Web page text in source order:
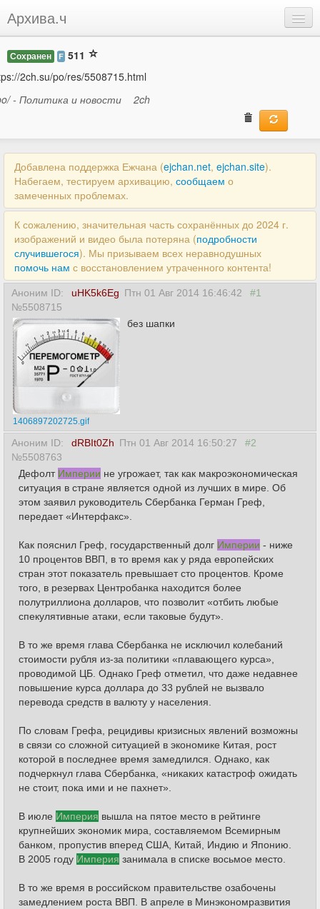
Архива.ч
Войти
Сохранен F 511
2ch.su/po/res/5508715.html
- Политика и новости
2ch
Добавлена поддержка Ежчана (ejchan.net, ejchan.site).
Набегаем, тестируем архивацию, сообщаем о
замеченных проблемах.
К сожалению, значительная часть сохранённых до 2024 г.
изображений и видео была потеряна (подробности
случившегося). Мы призываем всех неравнодушных
помочь нам с восстановлением утраченного контента!
Аноним ID: uHK5k6Eg Птн 01 Авг 2014 16:46:42
#1
№5508715
1406897202725.gif
без шапки
Аноним ID: dRBIt0Zh Птн 01 Авг 2014 16:50:27
#2
№5508763
Дефолт Империи не угрожает, так как макроэкономическая
ситуация в стране является одной из лучших в мире. Об
этом заявил руководитель Сбербанка Герман Греф,
передает «Интерфакс».
Как пояснил Греф, государственный долг Империи - ниже
10 процентов ВВП, в то время как у ряда европейских
стран этот показатель превышает сто процентов. Кроме
того, в резервах Центробанка находится более
полутриллиона долларов, что позволит «отбить любые
спекулятивные атаки, если таковые будут».
В то же время глава Сбербанка не исключил колебаний
стоимости рубля из-за политики «плавающего курса»,
проводимой ЦБ. Однако Греф отметил, что даже недавнее
повышение курса доллара до 33 рублей не вызвало
перевода средств в валюту у населения.
По словам Грефа, рецидивы кризисных явлений возможны
в связи со сложной ситуацией в экономике Китая, рост
которой в последнее время замедлился. Однако, как
подчеркнул глава Сбербанка, «никаких катастроф ожидать
не стоит, пока ими и не пахнет».
В июле Империя вышла на пятое место в рейтинге
крупнейших экономик мира, составляемом Всемирным
банком, пропустив вперед США, Китай, Индию и Японию.
В 2005 году Империя занимала в списке восьмое место.
В то же время в российском правительстве озабочены
замедлением роста ВВП. В апреле в Минэкономразвития